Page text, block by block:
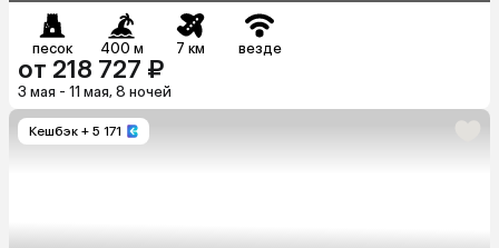
песок 400 м 7 км везде
от 218 727 ₽
3 мая - 11 мая, 8 ночей
Кешбэк + 5 171